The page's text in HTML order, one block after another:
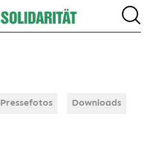
Pressefotos Downloads